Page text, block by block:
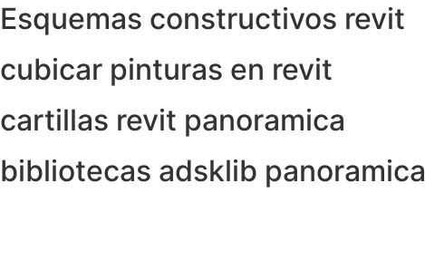
Esquemas constructivos revit
cubicar pinturas en revit
cartillas revit panoramica
bibliotecas adsklib panoramica